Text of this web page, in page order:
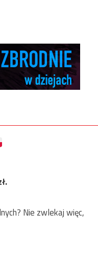
Nie zwlekaj więc,